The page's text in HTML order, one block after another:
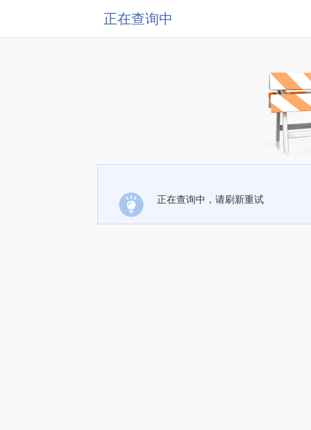
正在查询中
正在查询中，请刷新重试